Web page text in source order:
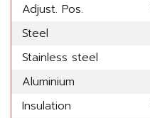
Adjust. Pos.
Steel
Stainless steel
Aluminium
Insulation